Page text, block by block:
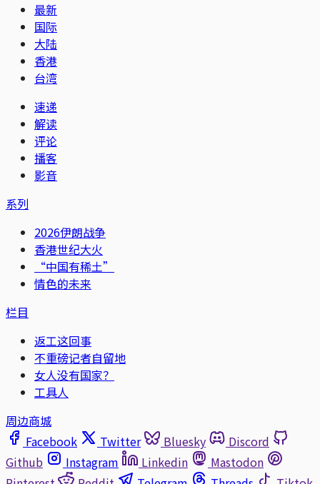
最新
国际
大陆
香港
台湾
速递
解读
评论
播客
影音
系列
2026伊朗战争
香港世纪大火
“中国有稀土”
情色的未来
栏目
返工这回事
不重磅记者自留地
女人没有国家？
工具人
周边商城
Facebook
Twitter Bluesky
Discord
Github
Instagram Linkedin
Mastodon